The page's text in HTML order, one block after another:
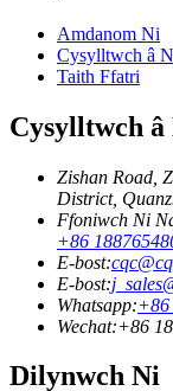
Amdanom Ni
Cysylltwch â
Taith Ffatri
Cysylltwch â
Zishan Road,
District,
Ffoniwch Ni
+86
E-bost:
E-bost:
Whatsapp:+86
Wechat:+86
Dilynwch Ni